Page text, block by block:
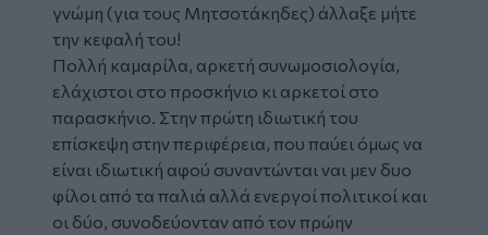
γνώμη (για τους Μητσοτάκηδες) άλλαξε μήτε
την κεφαλή του!
Πολλή καμαρίλα, αρκετή συνωμοσιολογία,
ελάχιστοι στο προσκήνιο κι αρκετοί στο
παρασκήνιο. Στην πρώτη ιδιωτική του
επίσκεψη στην περιφέρεια, που παύει όμως να
είναι ιδιωτική αφού συναντώνται ναι μεν δυο
φίλοι από τα παλιά αλλά ενεργοί πολιτικοί και
οι δύο, συνοδεύονταν από τον πρώην